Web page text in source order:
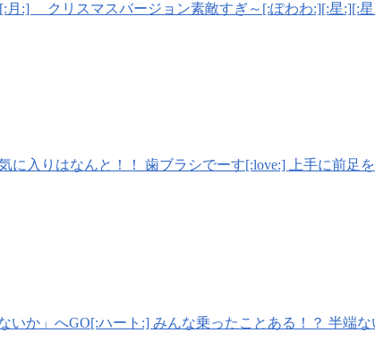
:] クリスマスバージョン素敵すぎ～[:ぽわわ:][:星:][:
入りはなんと！！ 歯ブラシでーす[:love:] 上手に前足
か」へGO[:ハート:] みんな乗ったことある！？ 半端